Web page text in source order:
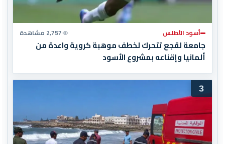
أسود الأطلس 2,757 مشاهدة
جامعة لقجع تتحرك لخطف موهبة كروية واعدة من
ألمانيا وإقناعه بمشروع الأسود
3